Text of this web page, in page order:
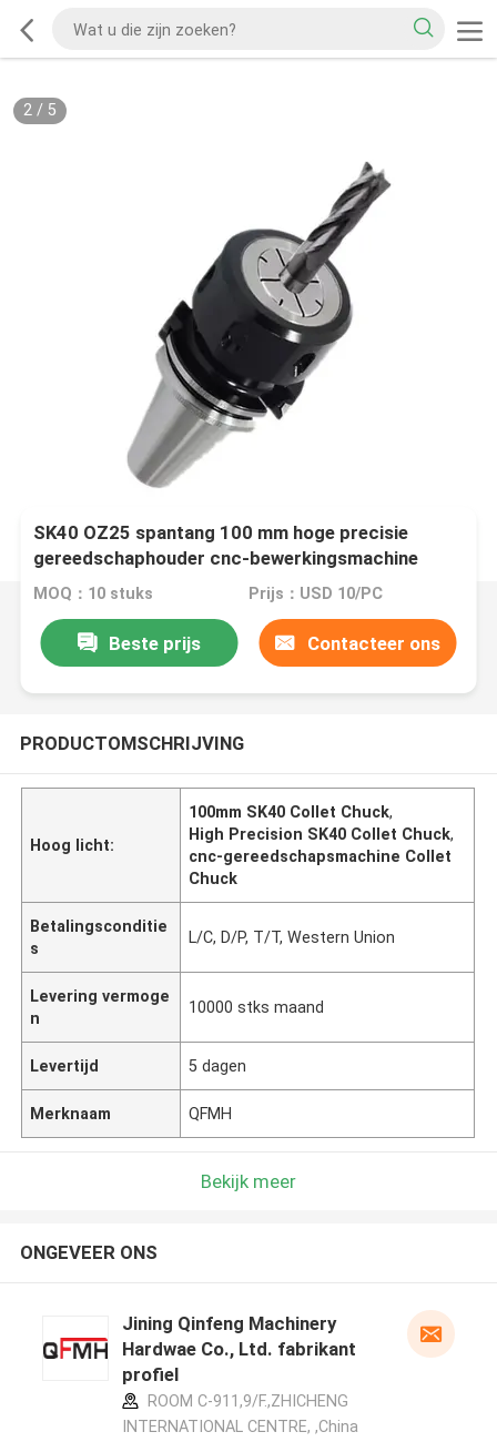
2/ 5
SK40 OZ25 spantang 100 mm hoge precisie
gereedschaphouder cnc-bewerkingsmachine
MOQ：10 stuks Prijs：USD 10/PC
Beste prijs Contacteer ons
PRODUCTOMSCHRIJVING
Hoog licht:
100mm SK40 Collet Chuck,
High Precision SK40 Collet Chuck,
cnc-gereedschapsmachine Collet
Chuck
Betalingsconditie
s
L/C, D/P, T/T, Western Union
Levering vermoge
n
10000 stks maand
Levertijd 5 dagen
Merknaam QFMH
Bekijk meer
ONGEVEER ONS
Jining Qinfeng Machinery
Hardwae Co., Ltd. fabrikant
profiel
ROOM C-911,9/F.,ZHICHENG
INTERNATIONAL CENTRE, ,China